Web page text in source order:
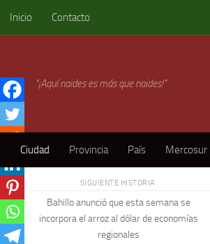
Skip to content
Inicio Contacto
"¡Aquí naides es más que naides!"
Ciudad Provincia País Mercosur
SIGUIENTE HISTORIA
Bahillo anunció que esta semana se
incorpora el arroz al dólar de economías
regionales